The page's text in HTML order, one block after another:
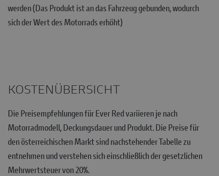
werden (Das Produkt ist an das Fahrzeug gebunden, wodurch
sich der Wert des Motorrads erhöht)
KOSTENÜBERSICHT
Die Preisempfehlungen für Ever Red variieren je nach
Motorradmodell, Deckungsdauer und Produkt. Die Preise für
den österreichischen Markt sind nachstehender Tabelle zu
entnehmen und verstehen sich einschließlich der gesetzlichen
Mehrwertsteuer von 20%.